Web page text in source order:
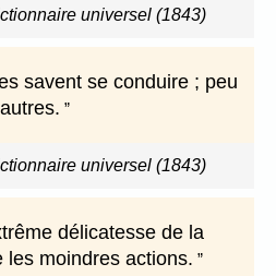
universel (1843)
savent se conduire ; peu
universel (1843)
délicatesse de la
les moindres actions.